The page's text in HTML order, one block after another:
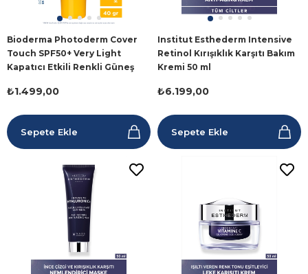
Bioderma Photoderm Cover
Touch SPF50+ Very Light
Kapatıcı Etkili Renkli Güneş
₺1.499,00
Sepete Ekle
Institut Esthederm Intensive
Retinol Kırışıklık Karşıtı Bakım
Kremi 50 ml
₺6.199,00
Sepete Ekle